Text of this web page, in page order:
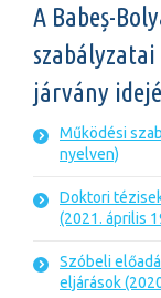
A Babeș-
járvány
Működési
nyelven)
Doktori
(2021. április
Szóbeli
eljárások